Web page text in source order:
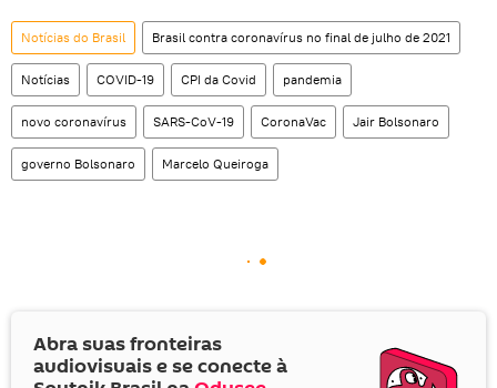
Notícias do Brasil Brasil contra coronavírus no final de julho de 2021
Notícias COVID-19 CPI da Covid pandemia
novo coronavírus SARS-CoV-19 CoronaVac Jair Bolsonaro
governo Bolsonaro Marcelo Queiroga
Abra suas fronteiras
audiovisuais e se conecte à